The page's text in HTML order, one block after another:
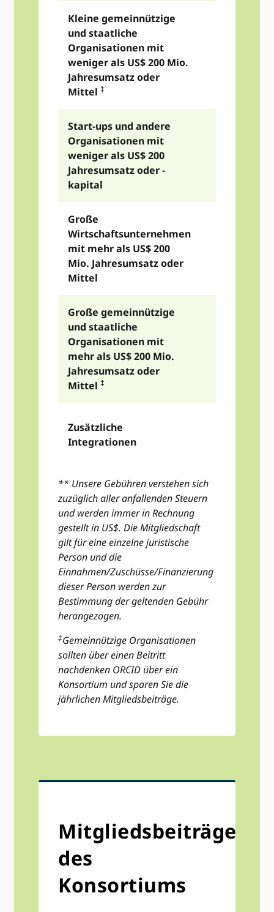
Kleine gemeinnützige
und staatliche
Organisationen mit
weniger als US$ 200 Mio.
Jahresumsatz oder
Mittel‡
Start-ups und andere
Organisationen mit
weniger als US$ 200
Jahresumsatz oder -
kapital
Große
Wirtschaftsunternehmen
mit mehr als US$ 200
Mio. Jahresumsatz oder
Mittel
Große gemeinnützige
und staatliche
Organisationen mit
mehr als US$ 200 Mio.
Jahresumsatz oder
Mittel‡
Zusätzliche
Integrationen
** Unsere Gebühren verstehen sich
zuzüglich aller anfallenden Steuern
und werden immer in Rechnung
gestellt in US$. Die Mitgliedschaft
gilt für eine einzelne juristische
Person und die
Einnahmen/Zuschüsse/Finanzierung
dieser Person werden zur
Bestimmung der geltenden Gebühr
herangezogen.
‡Gemeinnützige Organisationen
sollten über einen Beitritt
nachdenken ORCID über ein
Konsortium und sparen Sie die
jährlichen Mitgliedsbeiträge.
Mitgliedsbeiträge
des
Konsortiums